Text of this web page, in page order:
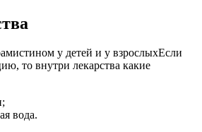
Если
то внутри лекарства какие
вода.